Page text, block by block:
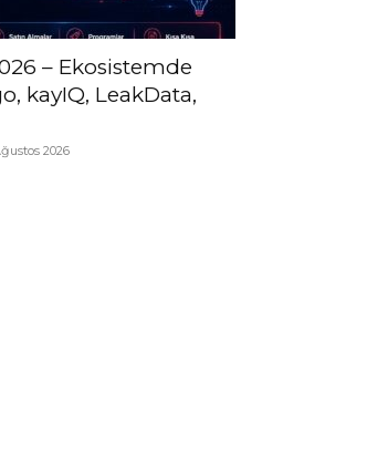
– Ekosistemde
kayIQ, LeakData,
2026